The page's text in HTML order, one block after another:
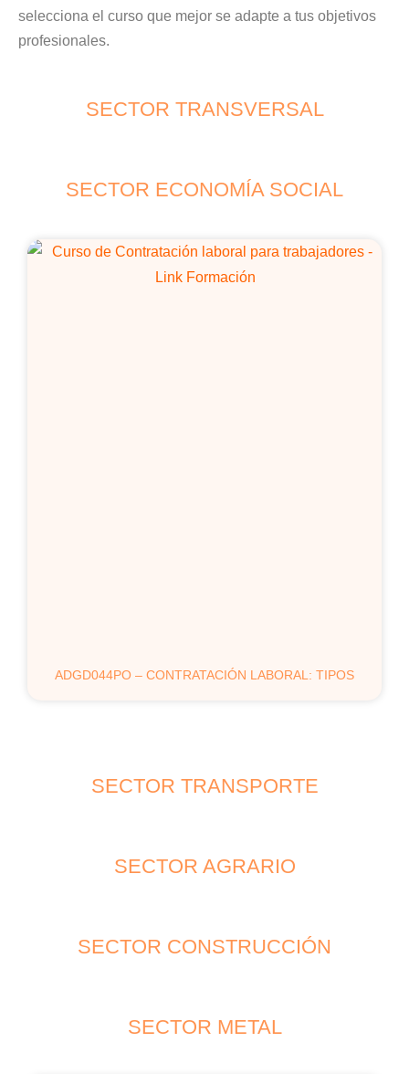
selecciona el curso que mejor se adapte a tus objetivos
profesionales.
SECTOR TRANSVERSAL
SECTOR ECONOMÍA SOCIAL
ADGD044PO – CONTRATACIÓN LABORAL: TIPOS
SECTOR TRANSPORTE
SECTOR AGRARIO
SECTOR CONSTRUCCIÓN
SECTOR METAL